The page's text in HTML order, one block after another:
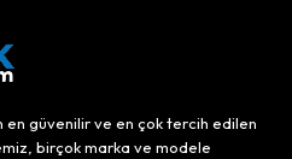
en güvenilir ve en çok tercih edilen
birçok marka ve modele